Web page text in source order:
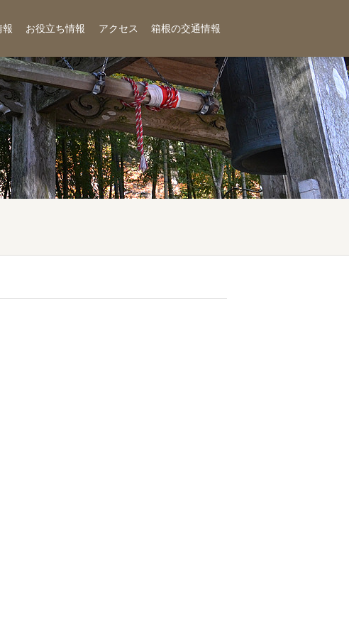
報 お役立ち情報 アクセス 箱根の交通情報